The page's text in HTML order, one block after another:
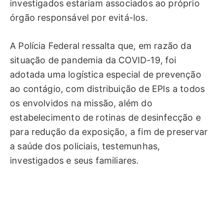
investigados estariam associados ao próprio
órgão responsável por evitá-los.
A Polícia Federal ressalta que, em razão da
situação de pandemia da COVID-19, foi
adotada uma logística especial de prevenção
ao contágio, com distribuição de EPIs a todos
os envolvidos na missão, além do
estabelecimento de rotinas de desinfecção e
para redução da exposição, a fim de preservar
a saúde dos policiais, testemunhas,
investigados e seus familiares.